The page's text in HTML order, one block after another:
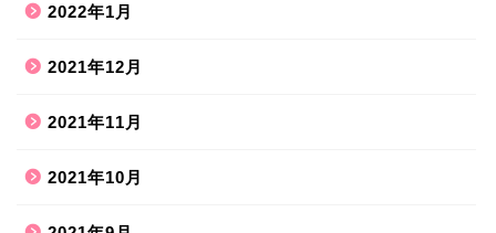
2022年1月
2021年12月
2021年11月
2021年10月